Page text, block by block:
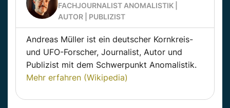
FACHJOURNALIST ANOMALISTIK |
AUTOR | PUBLIZIST
Andreas Müller ist ein deutscher Kornkreis-
und UFO-Forscher, Journalist, Autor und
Publizist mit dem Schwerpunkt Anomalistik.
Mehr erfahren (Wikipedia)